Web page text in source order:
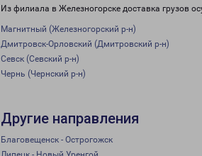
Из филиала в Железногорске доставка грузов
Магнитный (Железногорский р-н)
Дмитровск-Орловский (Дмитровский р-н)
Севск (Севский р-н)
Чернь (Чернский р-н)
Другие направления
Благовещенск - Острогожск